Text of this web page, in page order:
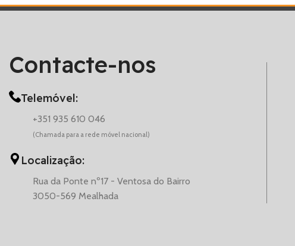
Contacte-nos
Telemóvel:
+351 935 610 046
(Chamada para a rede móvel nacional)
Localização:
Rua da Ponte nº17 - Ventosa do Bairro
3050-569 Mealhada